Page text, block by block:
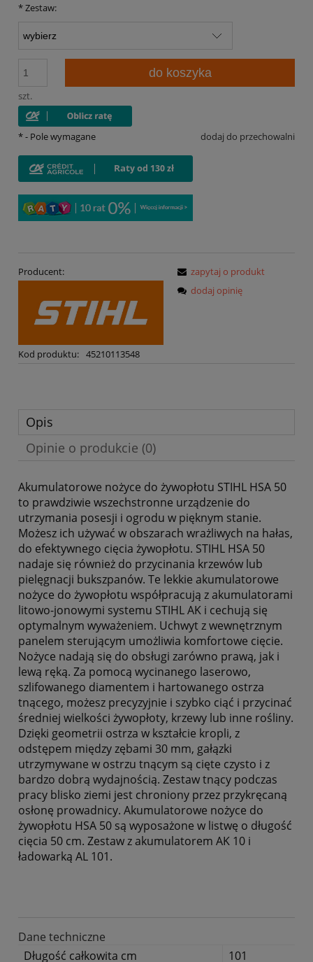
*Zestaw:
szt.
do koszyka
dodaj do przechowalni
*- Pole wymagane
Producent:
Kod produktu: 45210113548
zapytaj o produkt
dodaj opinię
Opis
Opinie o produkcie (0)
Akumulatorowe nożyce do żywopłotu STIHL HSA 50
to prawdziwie wszechstronne urządzenie do
utrzymania posesji i ogrodu w pięknym stanie.
Możesz ich używać w obszarach wrażliwych na hałas,
do efektywnego cięcia żywopłotu. STIHL HSA 50
nadaje się również do przycinania krzewów lub
pielęgnacji bukszpanów. Te lekkie akumulatorowe
nożyce do żywopłotu współpracują z akumulatorami
litowo-jonowymi systemu STIHL AK i cechują się
optymalnym wyważeniem. Uchwyt z wewnętrznym
panelem sterującym umożliwia komfortowe cięcie.
Nożyce nadają się do obsługi zarówno prawą, jak i
lewą ręką. Za pomocą wycinanego laserowo,
szlifowanego diamentem i hartowanego ostrza
tnącego, możesz precyzyjnie i szybko ciąć i przycinać
średniej wielkości żywopłoty, krzewy lub inne rośliny.
Dzięki geometrii ostrza w kształcie kropli, z
odstępem między zębami 30 mm, gałązki
utrzymywane w ostrzu tnącym są cięte czysto i z
bardzo dobrą wydajnością. Zestaw tnący podczas
pracy blisko ziemi jest chroniony przez przykręcaną
osłonę prowadnicy. Akumulatorowe nożyce do
żywopłotu HSA 50 są wyposażone w listwę o długość
cięcia 50 cm. Zestaw z akumulatorem AK 10 i
ładowarką AL 101.
Dane techniczne
Długość całkowita cm
101